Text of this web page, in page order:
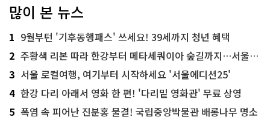
많이 본 뉴스
1 9월부턴 '기후동행패스' 쓰세요! 39세까지 청년 혜택
2 주황색 리본 따라 한강부터 메타세쿼이아 숲길까지…서울둘레길 15코스
3 서울 로컬여행, 여기부터 시작하세요 '서울에디션25'
4 한강 다리 아래서 영화 한 편! '다리밑 영화관' 무료 상영
5 폭염 속 피어난 진분홍 물결! 국립중앙박물관 배롱나무 명소